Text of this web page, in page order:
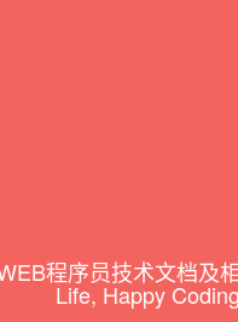
程序员技术文档及
Life, Happy